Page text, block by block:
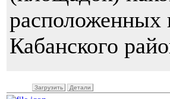
расположенных
Кабанского
Загрузить Детали